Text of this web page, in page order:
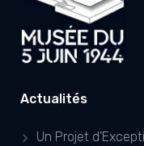
Actualités
Un Projet